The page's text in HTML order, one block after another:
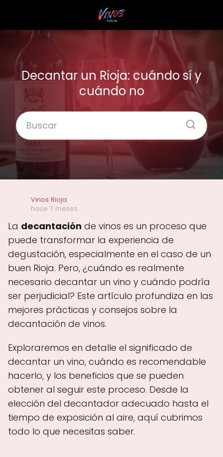
Decantar un Rioja: cuándo sí y
cuándo no
Vinos Rioja
hace 7 meses
La decantación de vinos es un proceso que
puede transformar la experiencia de
degustación, especialmente en el caso de un
buen Rioja. Pero, ¿cuándo es realmente
necesario decantar un vino y cuándo podría
ser perjudicial? Este artículo profundiza en las
mejores prácticas y consejos sobre la
decantación de vinos.
Exploraremos en detalle el significado de
decantar un vino, cuándo es recomendable
hacerlo, y los beneficios que se pueden
obtener al seguir este proceso. Desde la
elección del decantador adecuado hasta el
tiempo de exposición al aire, aquí cubrimos
todo lo que necesitas saber.